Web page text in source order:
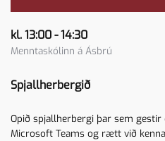
kl. 13:00 - 14:30
Menntaskólinn á Ásbrú
Spjallherbergið
Opið spjallherbergi þar sem
Microsoft Teams og rætt við